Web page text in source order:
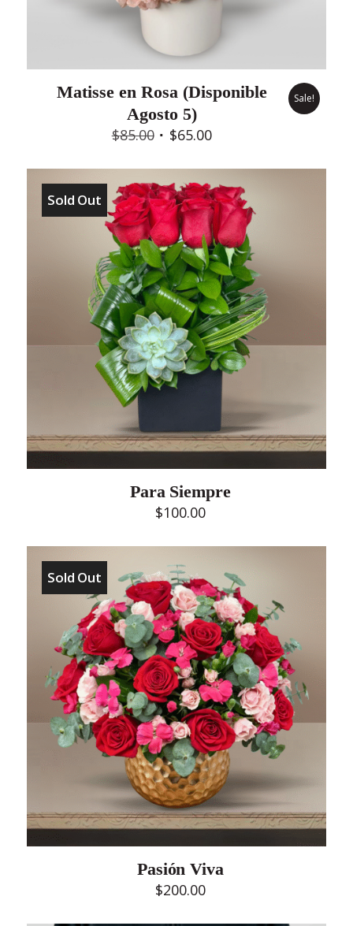
Matisse en Rosa (Disponible
Agosto 5)
$85.00 Original
was:
$85.00.
$65.00Current
is:
$65.00.
Sale!
Sold Out
Para Siempre
$100.00
Sold Out
Pasión Viva
$200.00